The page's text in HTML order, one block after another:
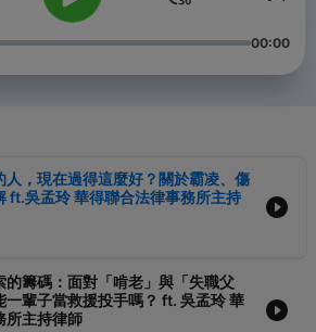
reurl.cc/QbllyZ
Facebook】https://reurl.cc/xOZLrb
】https://reurl.cc/V5Gj9Z
00:00
人，現在過得這麼好？關於霸凌、傷
ft.吳孟玲 華得聯合法律事務所主持
的籌碼：面對「啃老」與「失職父
一輩子當救援投手嗎？ ft. 吳孟玲 華
所主持律師